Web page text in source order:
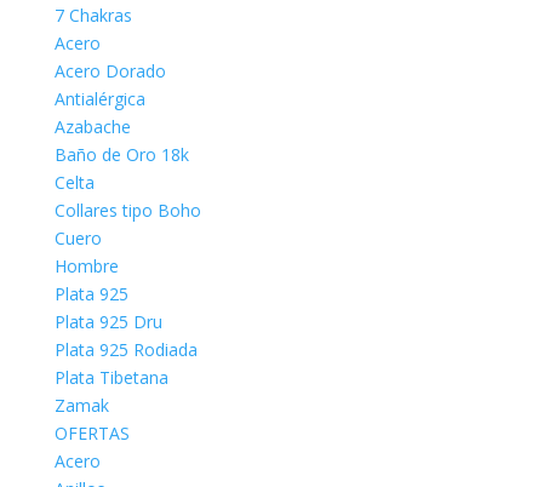
7 Chakras
Acero
Acero Dorado
Antialérgica
Azabache
Baño de Oro 18k
Celta
Collares tipo Boho
Cuero
Hombre
Plata 925
Plata 925 Dru
Plata 925 Rodiada
Plata Tibetana
Zamak
OFERTAS
Acero